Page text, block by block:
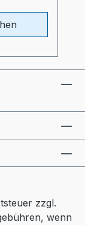
im
zzgl.
wenn